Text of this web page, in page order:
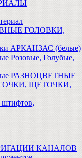
ГОЛОВКИ,
АРКАНЗАС (белые)
Розовые, Голубые,
РАЗНОЦВЕТНЫЕ
ЩЕТОЧКИ,
КАНАЛОВ